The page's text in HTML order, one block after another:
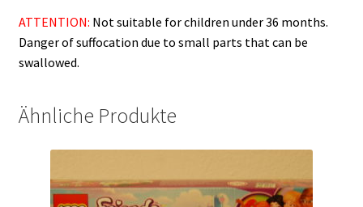
ATTENTION: Not suitable for children under 36 months.
Danger of suffocation due to small parts that can be
swallowed.
Ähnliche Produkte